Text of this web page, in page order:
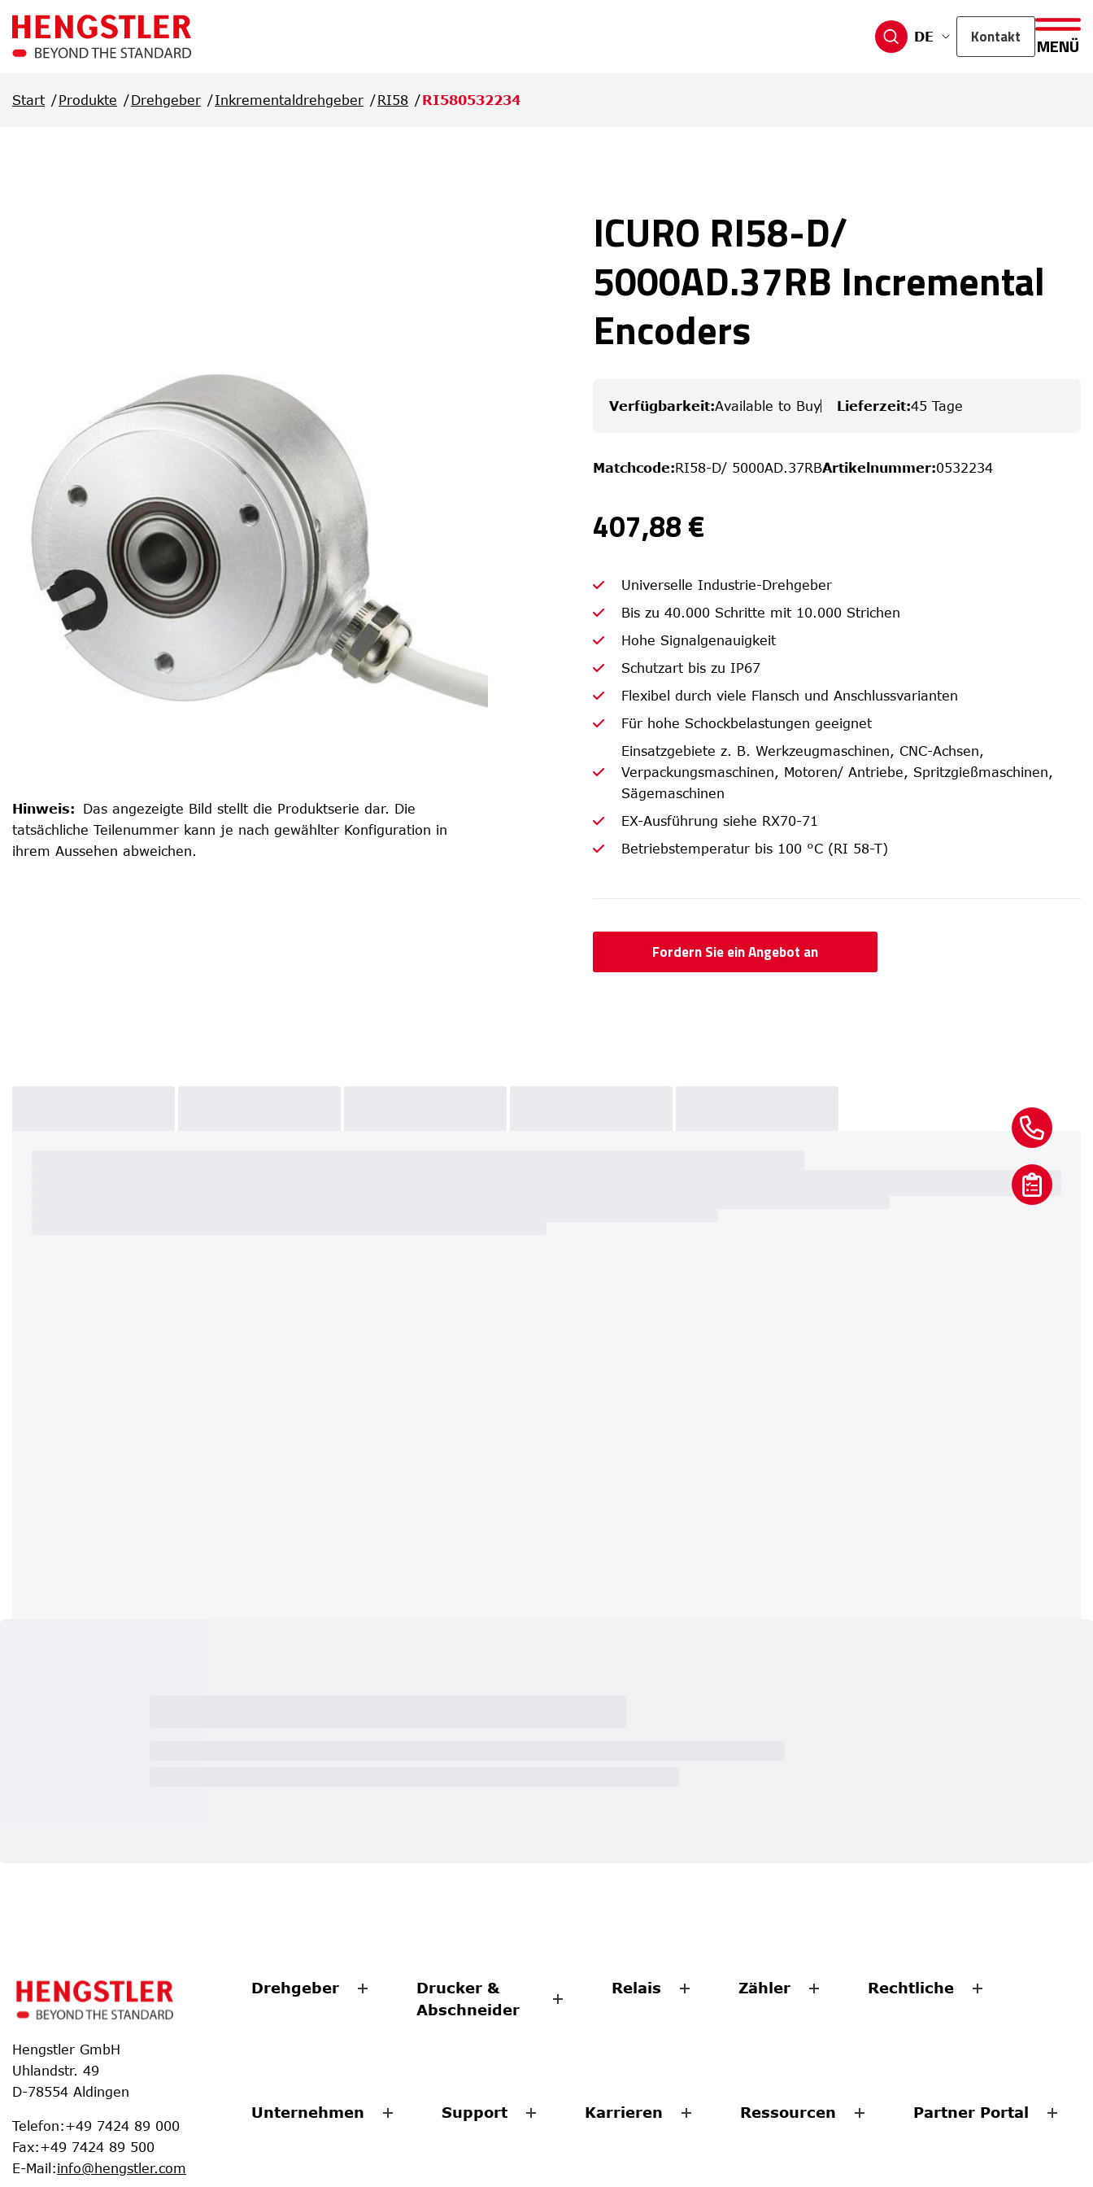
DE
Kontakt MENÜ
Start Produkte Drehgeber Inkrementaldrehgeber RI58 RI580532234
Hinweis: Das angezeigte Bild stellt die Produktserie dar. Die
tatsächliche Teilenummer kann je nach gewählter Konfiguration in
ihrem Aussehen abweichen.
ICURO RI58-D/
5000AD.37RB Incremental
Encoders
Verfügbarkeit:Available to Buy Lieferzeit:45 Tage
Matchcode:RI58-D/ 5000AD.37RBArtikelnummer:0532234
407,88 €
Universelle Industrie-Drehgeber
Bis zu 40.000 Schritte mit 10.000 Strichen
Hohe Signalgenauigkeit
Schutzart bis zu IP67
Flexibel durch viele Flansch und Anschlussvarianten
Für hohe Schockbelastungen geeignet
Einsatzgebiete z. B. Werkzeugmaschinen, CNC-Achsen,
Verpackungsmaschinen, Motoren/ Antriebe, Spritzgießmaschinen,
Sägemaschinen
EX-Ausführung siehe RX70-71
Betriebstemperatur bis 100 °C (RI 58-T)
Fordern Sie ein Angebot an
Hengstler GmbH
Uhlandstr. 49
D-78554 Aldingen
Telefon:+49 7424 89 000
Fax:+49 7424 89 500
E-Mail :info@hengstler.com
Drehgeber
Drucker &
Abschneider
Relais Zähler Rechtliche
Unternehmen Support Karrieren Ressourcen Partner Portal